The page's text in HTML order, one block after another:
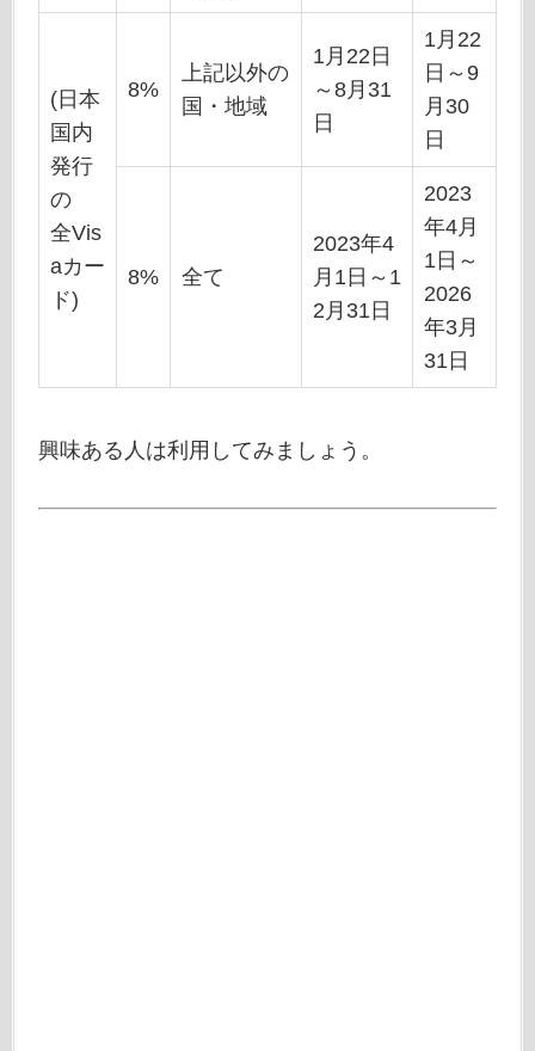
(日本
国内
発行
の
全Vis
aカー
ド)
8%
上記以外の
国・地域
1月22日
～8月31
日
1月22
日～9
月30
日
8% 全て
2023年4
月1日～1
2月31日
2023
年4月
1日～
2026
年3月
31日
興味ある人は利用してみましょう。